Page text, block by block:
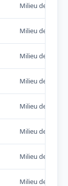
Milieu de
Milieu de
Milieu de
Milieu de
Milieu de
Milieu de
Milieu de
Milieu de